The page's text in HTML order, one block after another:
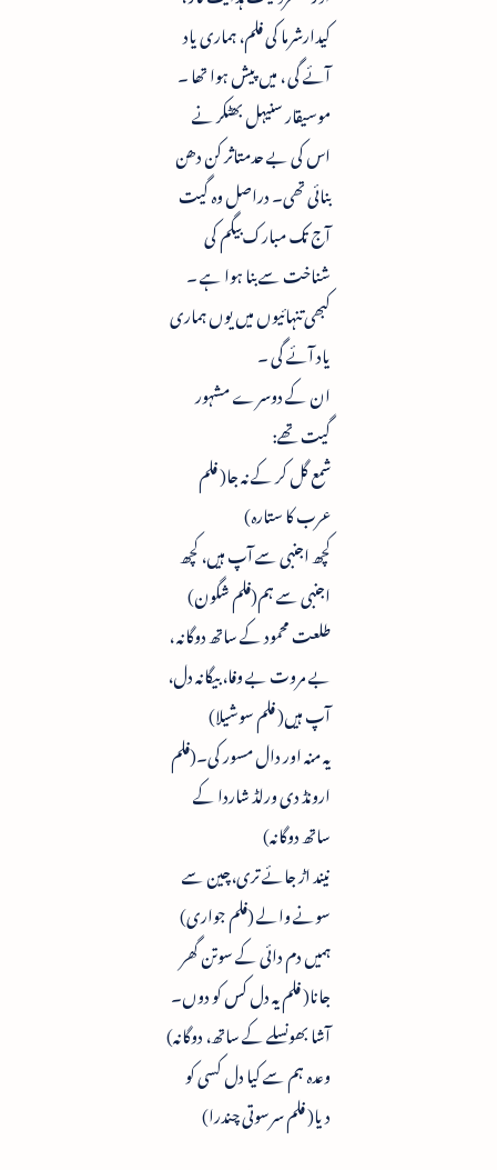
کیدارشرما کی فلم، ہماری یاد
آئے گی ، میں پیش ہوا تھا ۔
موسیقار سنیہل بھٹکر نے
اس کی بے حدمتاثر کن دھن
بنائی تھی۔ دراصل وہ گیت
آج تک مبارک بیگم کی
شناخت سے بنا ہوا ہے ۔
کبھی تنہائیوں میں یوں ہماری
یاد آئے گی ۔
ان کے دوسرے مشہور
گیت تھے:
شمع گل کر کے نہ جا( فلم
عرب کا ستارہ)
کچھ اجنبی سے آپ ہیں، کچھ
اجنبی سے ہم(فلم شگون)
طلعت محمود کے ساتھ دوگانہ ،
بے مروت بے وفا، بیگانہ دل،
آپ ہیں( فلم سوشیلا)
یہ منہ اور دال مسور کی۔(فلم
ارونڈ دی ورلڈ شاردا کے
ساتھ دوگانہ)
نیند اڑ جائے تری،چین سے
سونے والے (فلم جواری)
ہمیں دم دائی کے سوتن گھر
جانا( فلم یہ دل کس کو دوں۔
آشا بھونسلے کے ساتھ، دوگانہ)
وعدہ ہم سے کیا دل کسی کو
دیا( فلم سرسوتی چندرا)